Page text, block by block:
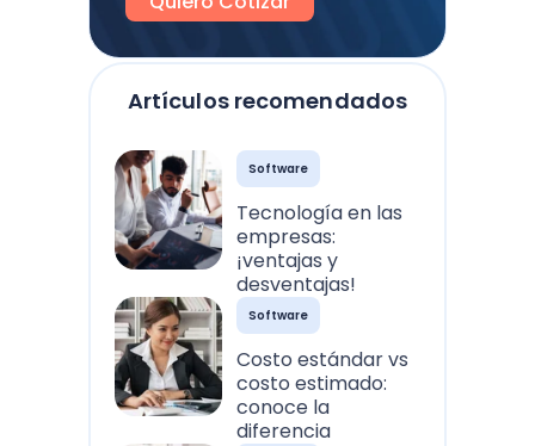
Artículos recomendados
Software
Tecnología en las
empresas:
¡ventajas y
desventajas!
Software
Costo estándar vs
costo estimado:
conoce la
diferencia